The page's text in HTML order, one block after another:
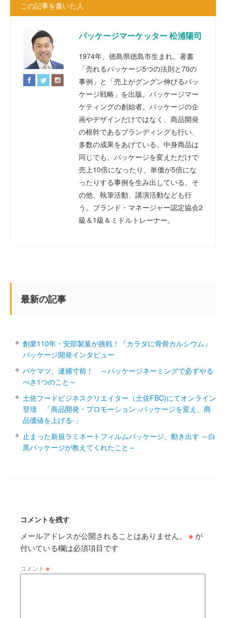
この記事を書いた人
パッケージマーケッター 松浦陽司
1974年、徳島県徳島市生まれ。著書
「売れるパッケージ5つの法則と70の
事例」と「売上がグングン伸びるパッ
ケージ戦略」を出版。パッケージマー
ケティングの創始者。パッケージの企
画やデザインだけではなく、商品開発
の根幹であるブランディングも行い、
多数の成果をあげている。中身商品は
同じでも、パッケージを変えただけで
売上10倍になったり、単価が5倍にな
ったりする事例を生み出している。そ
の他、執筆活動、講演活動なども行
う。ブランド・マネージャー認定協会2
級＆1級＆ミドルトレーナー。
最新の記事
創業110年・安部製菓が挑戦！『カラダに骨骨カルシウム』
パッケージ開発インタビュー
パケマツ、逮捕寸前！ ～パッケージネーミングで必ずやる
べき1つのこと～
土佐フードビジネスクリエイター（土佐FBC)にてオンライン
登壇 「商品開発・プロモーション ‐パッケージを変え、商
品価値を上げる‐」
止まった新規ラミネートフィルムパッケージ、動き出す ～白
黒パッケージが教えてくれたこと～
コメントを残す
メールアドレスが公開されることはありません。 ※ が
付いている欄は必須項目です
コメント ※